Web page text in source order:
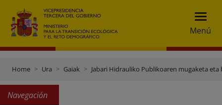
Menú
Home Ura Gaiak Jabari Hidrauliko Publikoaren mugaketa eta
Navegación